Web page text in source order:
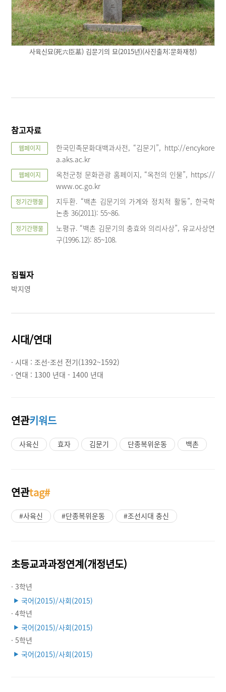
사육신묘(死六臣墓) 김문기의 묘(2015년)(사진출처:문화재청)
참고자료
웹페이지
한국민족문화대백과사전, “김문기”, http://encykore
a.aks.ac.kr
웹페이지
옥천군청 문화관광 홈페이지, “옥천의 인물”, https://
www.oc.go.kr
정기간행물
지두환. “백촌 김문기의 가계와 정치적 활동”, 한국학
논총 36(2011): 55~86.
정기간행물
노평규. “백촌 김문기의 충효와 의리사상”, 유교사상연
구(1996.12): 85~108.
집필자
박지영
시대/연대
· 시대 :조선-조선 전기(1392~1592)
· 연대 : 1300 년대 - 1400 년대
연관키워드
사육신 효자 김문기 단종복위운동 백촌
연관tag#
#사육신 #단종복위운동 #조선시대 충신
초등교과과정연계(개정년도)
· 3학년
▶ 국어(2015)/사회(2015)
· 4학년
▶ 국어(2015)/사회(2015)
· 5학년
▶ 국어(2015)/사회(2015)